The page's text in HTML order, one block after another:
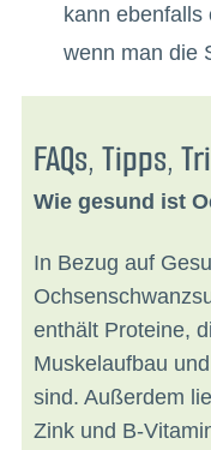
kann ebenfalls
wenn man die
FAQs, Tipps,
Wie gesund ist
In Bezug auf
enthält Proteine,
Muskelaufbau
sind. Außerdem
Zink und B-